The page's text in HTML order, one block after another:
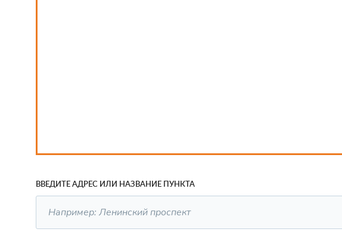
ВВЕДИТЕ АДРЕС ИЛИ НАЗВАНИЕ ПУНКТА